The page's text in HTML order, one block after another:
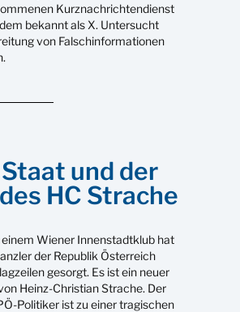
Kurznachrichtendienst
bekannt als X. Untersucht
von Falschinformationen
und der
HC Strache
Wiener Innenstadtklub hat
der Republik Österreich
gesorgt. Es ist ein neuer
Heinz-Christian Strache. Der
Politiker ist zu einer tragischen